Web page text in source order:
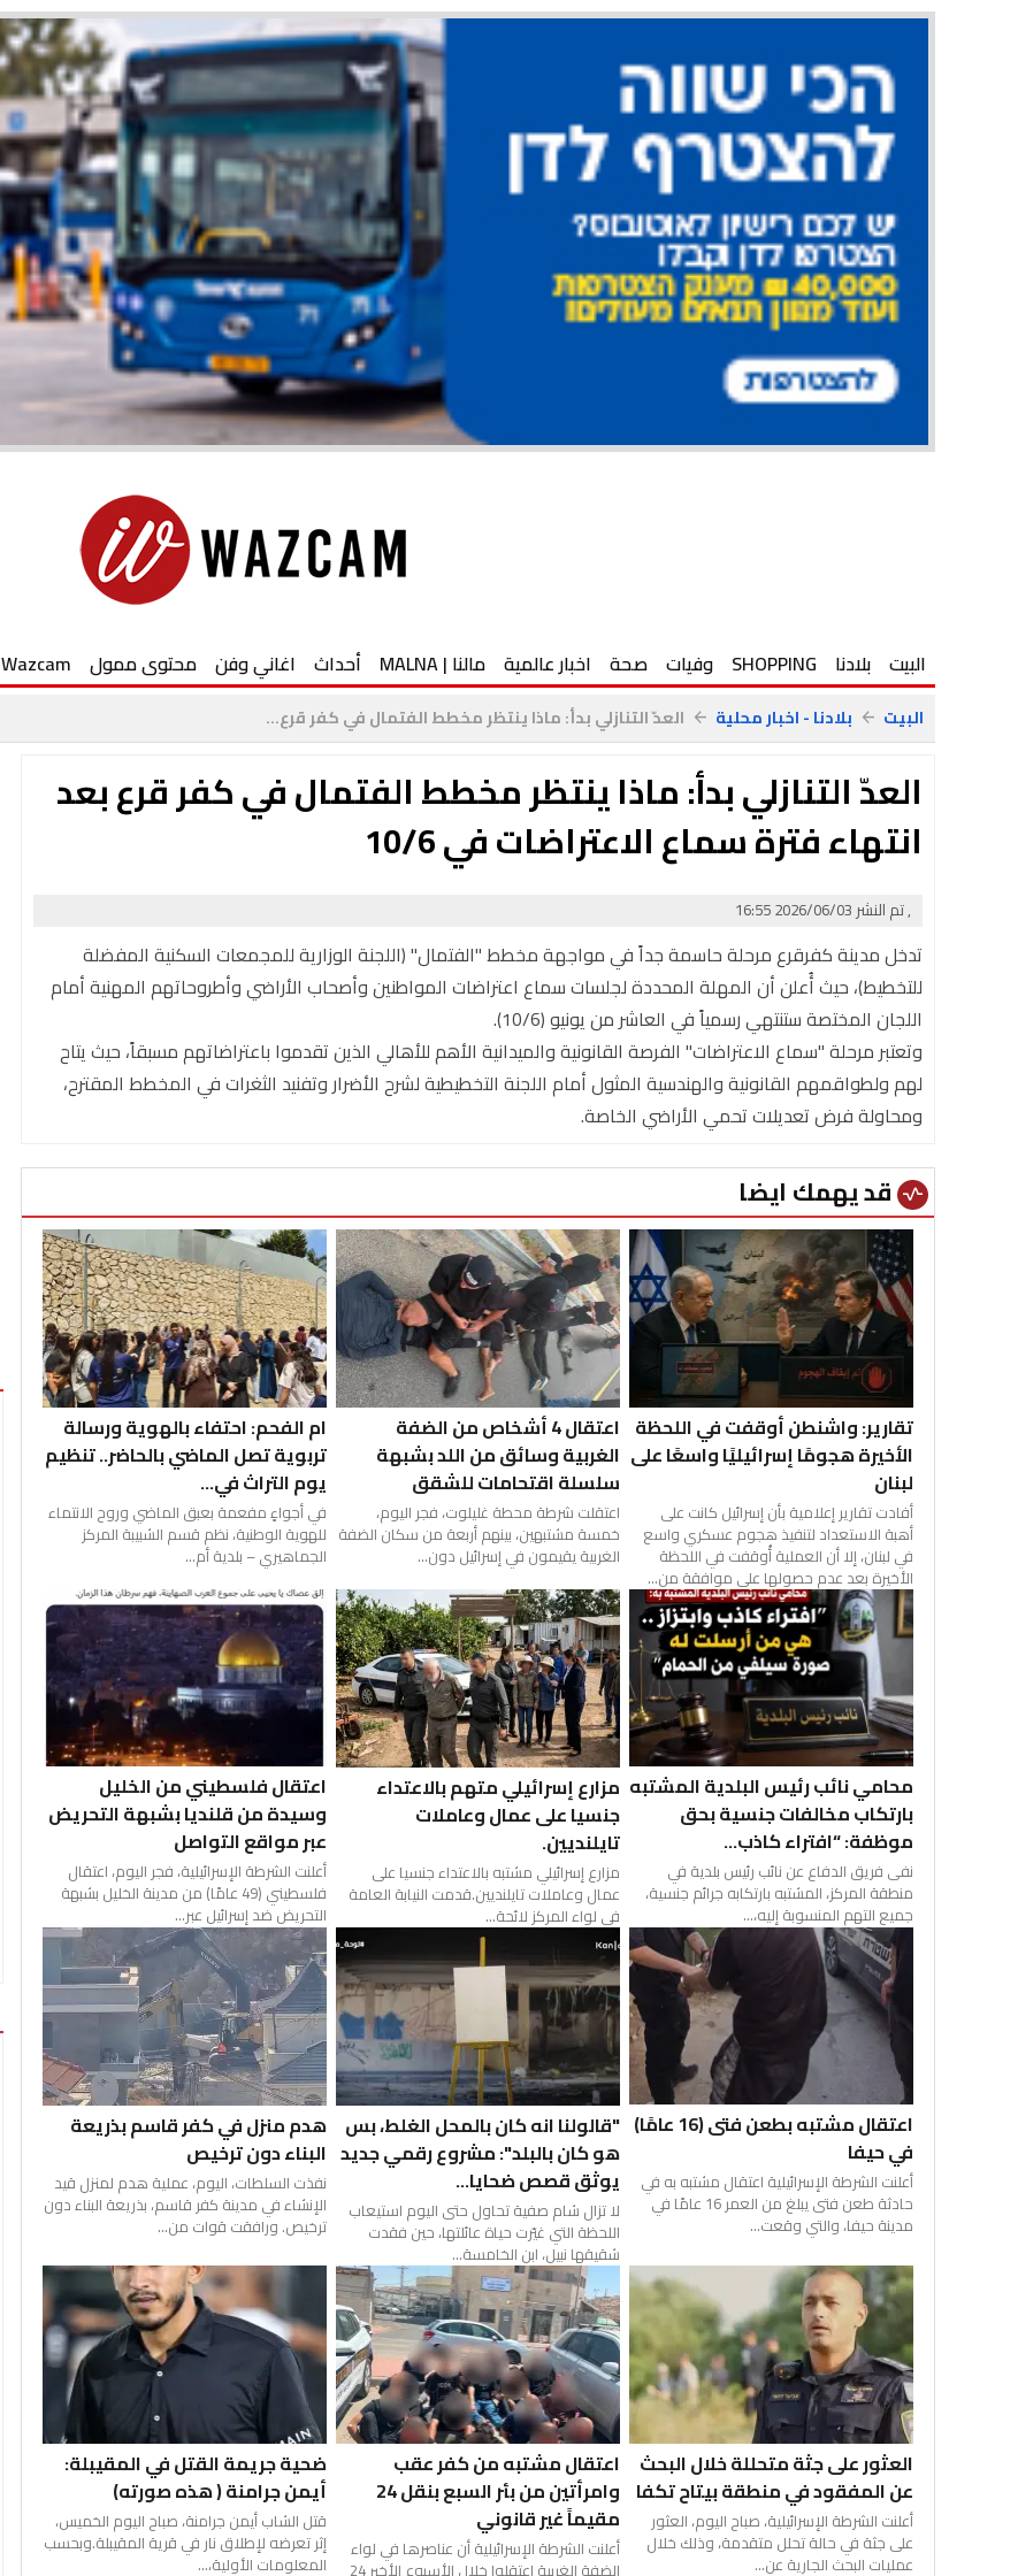
البيت بلادنا SHOPPING وفيات صحة اخبار عالمية مالنا | MALNA أحداث اغاني وفن محتوى ممول Wazcam++
البيت arrow_back بلادنا - اخبار محلية arrow_back العدّ التنازلي بدأ: ماذا ينتظر مخطط الفتمال في كفر قرع...
العدّ التنازلي بدأ: ماذا ينتظر مخطط الفتمال في كفر قرع بعد
انتهاء فترة سماع الاعتراضات في 10/6
, تم النشر 2026/06/03 16:55
تدخل مدينة كفرقرع مرحلة حاسمة جداً في مواجهة مخطط "الفتمال" (اللجنة الوزارية للمجمعات السكنية المفضلة
للتخطيط)، حيث أُعلن أن المهلة المحددة لجلسات سماع اعتراضات المواطنين وأصحاب الأراضي وأطروحاتهم المهنية أمام
اللجان المختصة ستنتهي رسمياً في العاشر من يونيو (10/6).
وتعتبر مرحلة "سماع الاعتراضات" الفرصة القانونية والميدانية الأهم للأهالي الذين تقدموا باعتراضاتهم مسبقاً، حيث يتاح
لهم ولطواقمهم القانونية والهندسية المثول أمام اللجنة التخطيطية لشرح الأضرار وتفنيد الثغرات في المخطط المقترح،
ومحاولة فرض تعديلات تحمي الأراضي الخاصة.
vital_signs قد يهمك ايضا
تقارير: واشنطن أوقفت في اللحظة
الأخيرة هجومًا إسرائيليًا واسعًا على
لبنان
أفادت تقارير إعلامية بأن إسرائيل كانت على
أهبة الاستعداد لتنفيذ هجوم عسكري واسع
في لبنان، إلا أن العملية أُوقفت في اللحظة
الأخيرة بعد عدم حصولها على موافقة من...
اعتقال 4 أشخاص من الضفة
الغربية وسائق من اللد بشبهة
سلسلة اقتحامات للشقق
اعتقلت شرطة محطة غليلوت، فجر اليوم،
خمسة مشتبهين، بينهم أربعة من سكان الضفة
الغربية يقيمون في إسرائيل دون...
ام الفحم: احتفاء بالهوية ورسالة
تربوية تصل الماضي بالحاضر.. تنظيم
يوم التراث في...
في أجواءٍ مفعمة بعبق الماضي وروح الانتماء
للهوية الوطنية، نظم قسم الشبيبة المركز
الجماهيري – بلدية أم...
محامي نائب رئيس البلدية المشتبه
بارتكاب مخالفات جنسية بحق
موظفة: “افتراء كاذب...
نفى فريق الدفاع عن نائب رئيس بلدية في
منطقة المركز، المشتبه بارتكابه جرائم جنسية،
جميع التهم المنسوبة إليه،...
مزارع إسرائيلي متهم بالاعتداء
جنسيا على عمال وعاملات
تايلنديين.
مزارع إسرائيلي مشتبه بالاعتداء جنسيا على
عمال وعاملات تايلنديين.قدمت النيابة العامة
في لواء المركز لائحة...
اعتقال فلسطيني من الخليل
وسيدة من قلنديا بشبهة التحريض
عبر مواقع التواصل
أعلنت الشرطة الإسرائيلية، فجر اليوم، اعتقال
فلسطيني (49 عامًا) من مدينة الخليل بشبهة
التحريض ضد إسرائيل عبر...
اعتقال مشتبه بطعن فتى (16 عامًا)
في حيفا
أعلنت الشرطة الإسرائيلية اعتقال مشتبه به في
حادثة طعن فتى يبلغ من العمر 16 عامًا في
مدينة حيفا، والتي وقعت...
"قالولنا انه كان بالمحل الغلط، بس
هو كان بالبلد": مشروع رقمي جديد
يوثق قصص ضحايا...
لا تزال شام صفية تحاول حتى اليوم استيعاب
اللحظة التي غيّرت حياة عائلتها، حين فقدت
شقيقها نبيل، ابن الخامسة...
هدم منزل في كفر قاسم بذريعة
البناء دون ترخيص
نفذت السلطات، اليوم، عملية هدم لمنزل قيد
الإنشاء في مدينة كفر قاسم، بذريعة البناء دون
ترخيص. ورافقت قوات من...
العثور على جثة متحللة خلال البحث
عن المفقود في منطقة بيتاح تكفا
أعلنت الشرطة الإسرائيلية، صباح اليوم، العثور
على جثة في حالة تحلل متقدمة، وذلك خلال
عمليات البحث الجارية عن...
اعتقال مشتبه من كفر عقب
وامرأتين من بئر السبع بنقل 24
مقيماً غير قانوني
أعلنت الشرطة الإسرائيلية أن عناصرها في لواء
الضفة الغربية اعتقلوا خلال الأسبوع الأخير 24
ضحية جريمة القتل في المقيبلة:
أيمن جرامنة ( هذه صورته)
قتل الشاب أيمن جرامنة، صباح اليوم الخميس،
إثر تعرضه لإطلاق نار في قرية المقيبلة.وبحسب
المعلومات الأولية،...